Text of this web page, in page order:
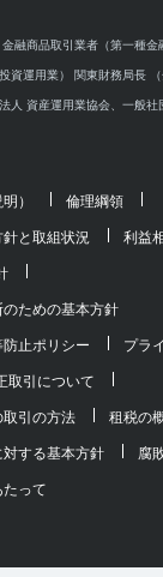
融商品取引業者（第一種
資運用業） 関東財務局長
人 資産運用業協会、一般
） 倫理綱領
と取組状況 利益
ための基本方針
止ポリシー プラ
取引について
取引の方法 租税の
する基本方針 腐
って